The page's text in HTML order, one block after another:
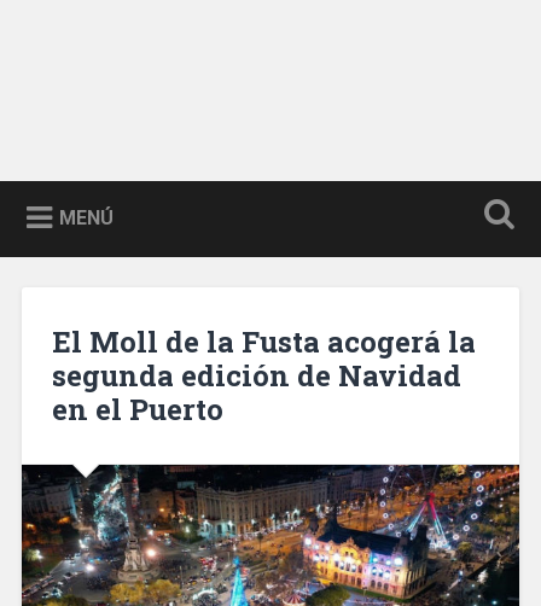
MENÚ
El Moll de la Fusta acogerá la
segunda edición de Navidad
en el Puerto